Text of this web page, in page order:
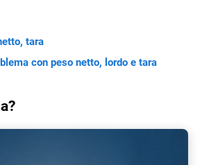
tara
con peso netto, lordo e tara